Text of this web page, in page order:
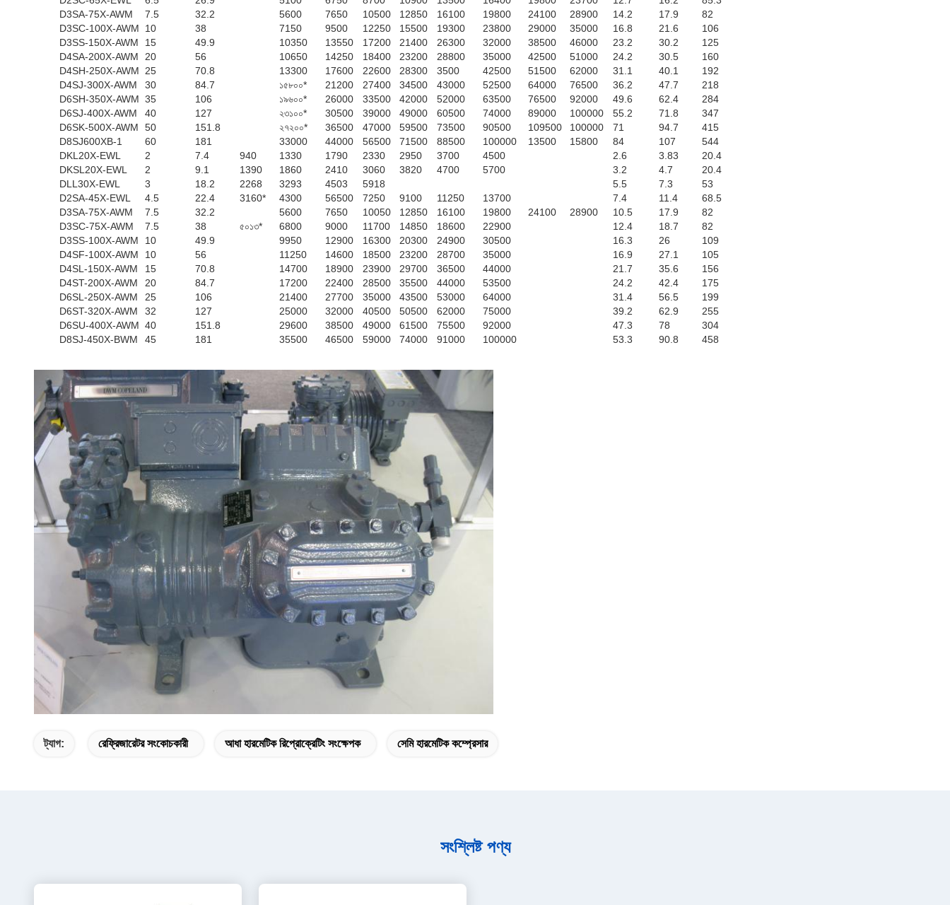
D3SA-75X-AWM
7.5 32.2 5600 7650 10500 12850 16100 19800 24100 28900 14.2 17.9
82
D3SC-100X-AWM
10 38 7150 9500 12250 15500 19300 23800 29000 35000 16.8 21.6
106
D3SS-150X-AWM
15 49.9 10350 13550 17200 21400 26300 32000 38500 46000 23.2 30.2
125
D4SA-200X-AWM
20 56 10650 14250 18400 23200 28800 35000 42500 51000 24.2 30.5
160
D4SH-250X-AWM
25 70.8 13300 17600 22600 28300 3500 42500 51500 62000 31.1 40.1
192
D4SJ-300X-AWM
30 84.7 ১৫৮০০* 21200 27400 34500 43000 52500 64000 76500 36.2 47.7
218
D6SH-350X-AWM 35 106 ১৯৬০০* 26000 33500 42000 52000 63500 76500 92000 49.6 62.4
284
D6SJ-400X-AWM
40 127 ২৩১০০* 30500 39000 49000 60500 74000 89000 100000 55.2 71.8
347
D6SK-500X-AWM
50 151.8 ২৭২০০* 36500 47000 59500 73500 90500 109500 100000 71 94.7
415
D8SJ600XB-1
60 181 33000 44000 56500 71500 88500 100000 13500 15800 84 107
544
DKL20X-EWL
2 7.4 940 1330 1790 2330 2950 3700 4500 2.6 3.83
20.4
DKSL20X-EWL
2 9.1 1390 1860 2410 3060 3820 4700 5700 3.2 4.7
20.4
DLL30X-EWL
3 18.2 2268 3293 4503 5918 5.5 7.3
53
D2SA-45X-EWL
4.5 22.4 3160* 4300 56500 7250 9100 11250 13700 7.4 11.4
68.5
D3SA-75X-AWM
7.5 32.2 5600 7650 10050 12850 16100 19800 24100 28900 10.5 17.9
82
D3SC-75X-AWM
7.5 38 ৫০১৩* 6800 9000 11700 14850 18600 22900 12.4 18.7
82
D3SS-100X-AWM
10 49.9 9950 12900 16300 20300 24900 30500 16.3 26
109
D4SF-100X-AWM
10 56 11250 14600 18500 23200 28700 35000 16.9 27.1
105
D4SL-150X-AWM
15 70.8 14700 18900 23900 29700 36500 44000 21.7 35.6
156
D4ST-200X-AWM
20 84.7 17200 22400 28500 35500 44000 53500 24.2 42.4
175
D6SL-250X-AWM
25 106 21400 27700 35000 43500 53000 64000 31.4 56.5
199
D6ST-320X-AWM
32 127 25000 32000 40500 50500 62000 75000 39.2 62.9
255
D6SU-400X-AWM 40 151.8 29600 38500 49000 61500 75500 92000 47.3 78
304
D8SJ-450X-BWM
45 181 35500 46500 59000 74000 91000 100000 53.3 90.8 458
ট্যাগ: রেফ্রিজারেটর সংকোচকারী আধা হারমেটিক রিপ্রোক্রেটিং সংক্ষেপক সেমি হারমেটিক কম্প্রেসার
সংশ্লিষ্ট পণ্য